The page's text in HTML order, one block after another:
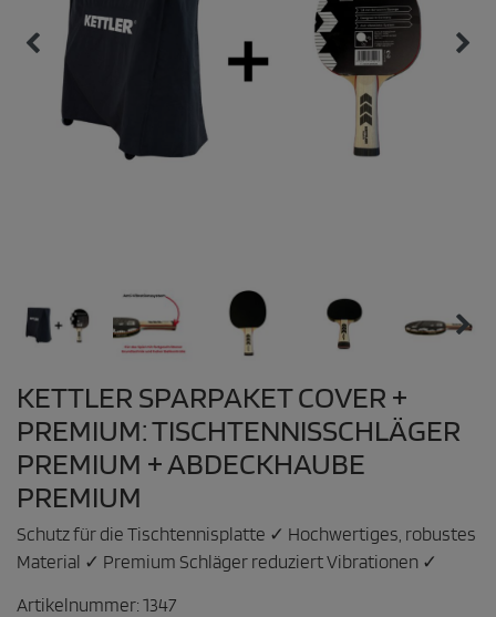
KETTLER SPARPAKET COVER +
PREMIUM: TISCHTENNISSCHLÄGER
PREMIUM + ABDECKHAUBE
PREMIUM
Schutz für die Tischtennisplatte ✓ Hochwertiges, robustes
Material ✓ Premium Schläger reduziert Vibrationen ✓
Artikelnummer: 1347